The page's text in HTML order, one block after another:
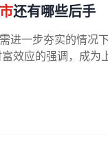
还有哪些后手
进一步夯实的情况
效应的强调，成